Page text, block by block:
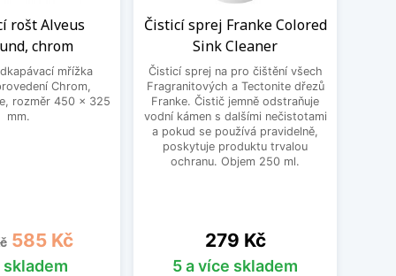
rošt Alveus
chrom
mřížka
Chrom,
rozměr 450 x 325
mm.
cena
Cena
585 Kč
skladem
Čisticí sprej Franke Colored
Sink Cleaner
Čisticí sprej na pro čištění všech
Fragranitových a Tectonite dřezů
Franke. Čistič jemně odstraňuje
vodní kámen s dalšími nečistotami
a pokud se používá pravidelně,
poskytuje produktu trvalou
ochranu. Objem 250 ml.
Cena
279 Kč
5 a více skladem